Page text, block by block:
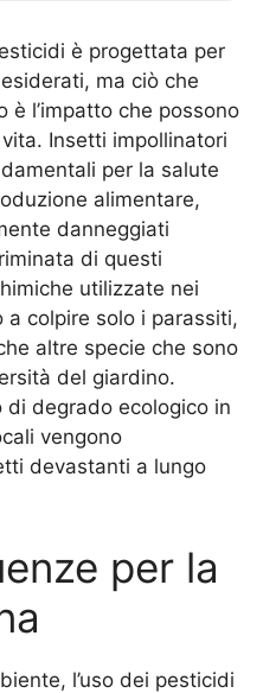
è progettata per
ma ciò che
è l’impatto che possono
Insetti impollinatori
per la salute
alimentare,
danneggiati
di questi
utilizzate nei
colpire solo i parassiti,
altre specie che sono
del giardino.
degrado ecologico in
vengono
devastanti a lungo
per la
l’uso dei pesticidi